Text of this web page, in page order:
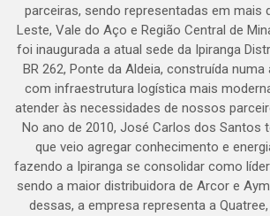
parceiras, sendo representadas em mais
Leste, Vale do Aço e Região Central de
foi inaugurada a atual sede da Ipiranga
BR 262, Ponte da Aldeia, construída numa
com infraestrutura logística mais
atender às necessidades de nossos
No ano de 2010, José Carlos dos Santos
que veio agregar conhecimento e
fazendo a Ipiranga se consolidar como
sendo a maior distribuidora de Arcor e
dessas, a empresa representa a